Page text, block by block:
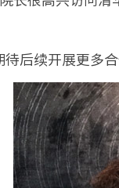
后续开展更多合